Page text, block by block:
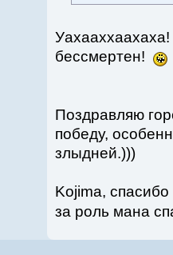
бессмертен!
Поздравляю
победу,
злыдней.)))
Kojima,
за роль мана